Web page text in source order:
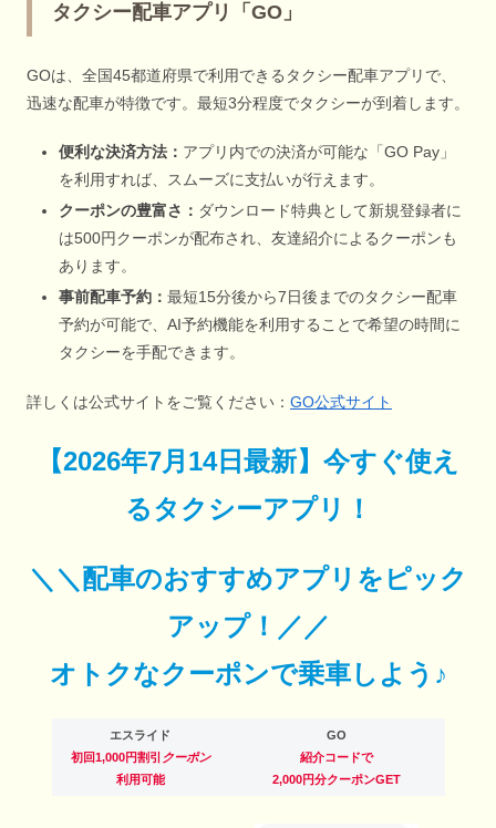
タクシー配車アプリ「GO」
GOは、全国45都道府県で利用できるタクシー配車アプリで、
迅速な配車が特徴です。最短3分程度でタクシーが到着します。
便利な決済方法： アプリ内での決済が可能な「GO Pay」
を利用すれば、スムーズに支払いが行えます。
クーポンの豊富さ： ダウンロード特典として新規登録者に
は500円クーポンが配布され、友達紹介によるクーポンも
あります。
事前配車予約： 最短15分後から7日後までのタクシー配車
予約が可能で、AI予約機能を利用することで希望の時間に
タクシーを手配できます。
詳しくは公式サイトをご覧ください： GO公式サイト
【2026年7月14日最新】 今すぐ使え
るタクシーアプリ！
＼＼配車のおすすめアプリをピック
アップ！／／
オトクなクーポンで乗車しよう♪
エスライド
初回1,000円割引 クーポン
利用可能
GO
紹介コードで
2,000円分クーポンGET